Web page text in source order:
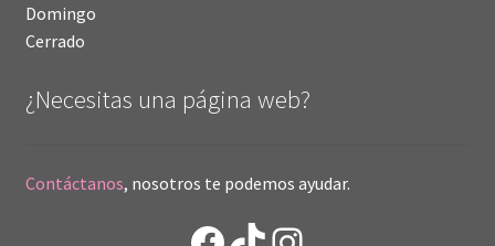
Domingo
Cerrado
¿Necesitas una página web?
Contáctanos, nosotros te podemos ayudar.